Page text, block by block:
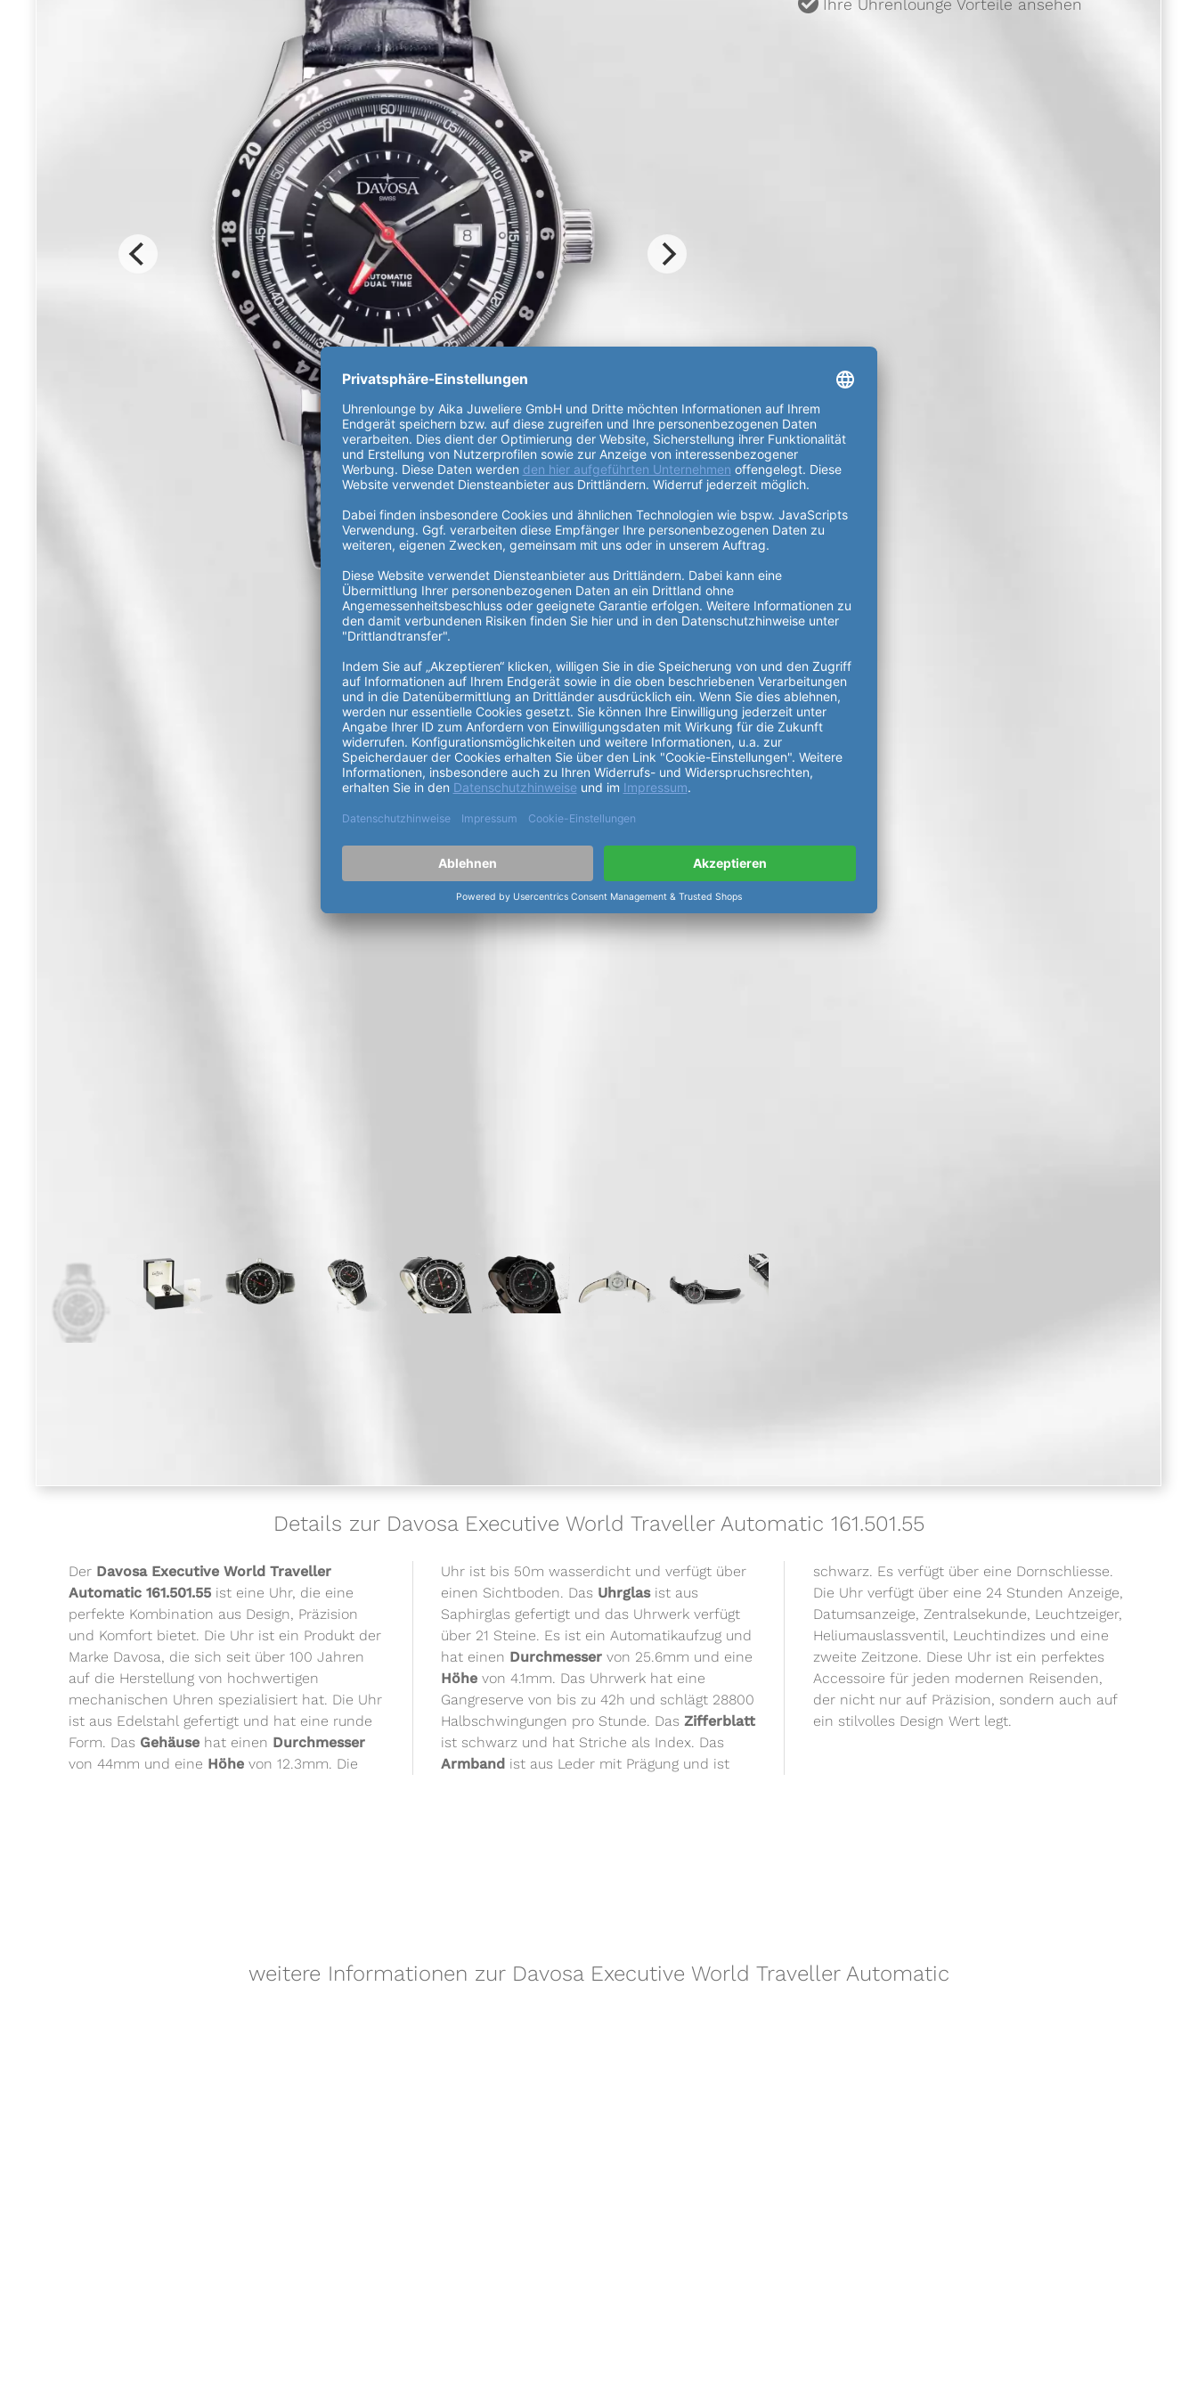
Ihre Uhrenlounge Vorteile ansehen
Details zur Davosa Executive World Traveller Automatic 161.501.55
Der Davosa Executive World Traveller
Automatic 161.501.55 ist eine Uhr, die eine
perfekte Kombination aus Design, Präzision
und Komfort bietet. Die Uhr ist ein Produkt der
Marke Davosa, die sich seit über 100 Jahren
auf die Herstellung von hochwertigen
mechanischen Uhren spezialisiert hat. Die Uhr
ist aus Edelstahl gefertigt und hat eine runde
Form. Das Gehäuse hat einen Durchmesser
von 44mm und eine Höhe von 12.3mm. Die
Uhr ist bis 50m wasserdicht und verfügt über
einen Sichtboden. Das Uhrglasist aus
Saphirglas gefertigt und das Uhrwerk verfügt
über 21 Steine. Es ist ein Automatikaufzug und
hat einen Durchmesser von 25.6mm und eine
Höhe von 4.1mm. Das Uhrwerk hat eine
Gangreserve von bis zu 42h und schlägt 28800
Halbschwingungen pro Stunde. DasZifferblatt
ist schwarz und hat Striche als Index. Das
Armband ist aus Leder mit Prägung und ist
schwarz. Es verfügt über eine Dornschliesse.
Die Uhr verfügt über eine 24 Stunden Anzeige,
Datumsanzeige, Zentralsekunde, Leuchtzeiger,
Heliumauslassventil, Leuchtindizes und eine
zweite Zeitzone. Diese Uhr ist ein perfektes
Accessoire für jeden modernen Reisenden,
der nicht nur auf Präzision, sondern auch auf
ein stilvolles Design Wert legt.
weitere Informationen zur Davosa Executive World Traveller Automatic